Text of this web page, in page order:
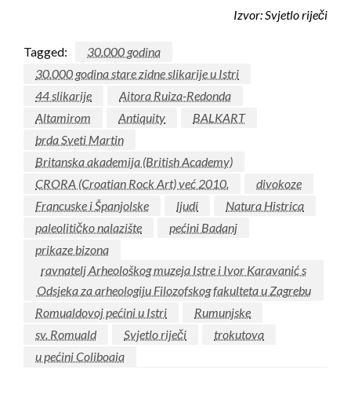
Izvor:Svjetlo riječi
Tagged:
30.000 godina
30.000 godina stare zidne slikarije u Istri
44 slikarije
Aitora Ruiza-Redonda
Altamirom
Antiquity
BALKART
brda Sveti Martin
Britanska akademija (British Academy)
CRORA (Croatian Rock Art) već 2010.
divokoze
Francuske i Španjolske
ljudi
Natura Histrica
paleolitičko nalazište
pećini Badanj
prikaze bizona
ravnatelj Arheološkog muzeja Istre i Ivor Karavanić s
Odsjeka za arheologiju Filozofskog fakulteta u Zagrebu
Romualdovoj pećini u Istri
Rumunjske
sv. Romuald
Svjetlo riječi
trokutova
u pećini Coliboaia